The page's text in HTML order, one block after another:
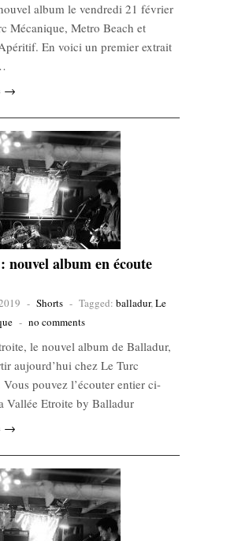
album le vendredi 21 février
Mécanique, Metro Beach et
En voici un premier extrait
→
nouvel album en écoute
- Shorts - Tagged: balladur,Le
- no comments
le nouvel album de Balladur,
aujourd’hui chez Le Turc
pouvez l’écouter entier ci-
Vallée Etroite by Balladur
→